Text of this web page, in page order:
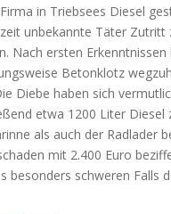
in Triebsees Diesel
unbekannte Täter Zutritt
Nach ersten
Betonklotz
Diebe haben sich
etwa 1200 Liter Diesel
als auch der Radlader
mit 2.400 Euro
besonders schweren Falls